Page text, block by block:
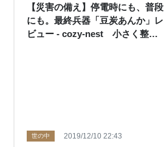
【災害の備え】停電時にも、普段
にも。最終兵器「豆炭あんか」レ
ビュー - cozy-nest 小さく整う
世の中 2019/12/10 22:43